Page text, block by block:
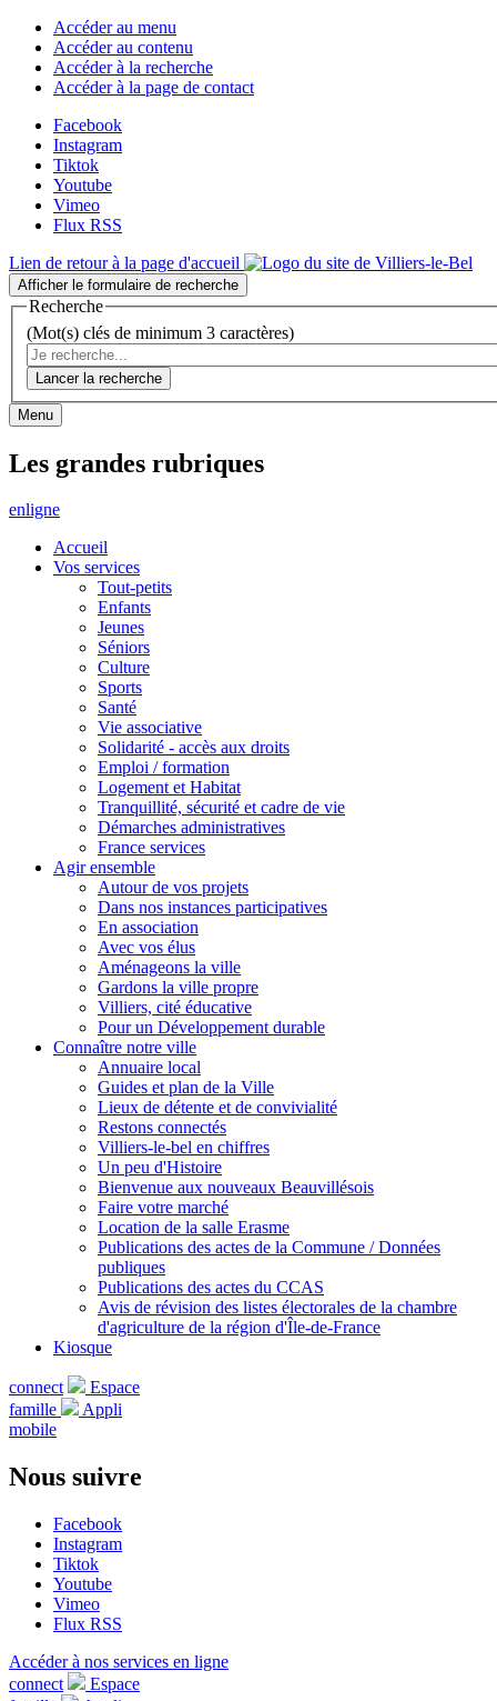
Accéder au menu
Accéder au contenu
Accéder à la recherche
Accéder à la page de contact
Facebook
Instagram
Tiktok
Youtube
Vimeo
Flux RSS
Lien de retour à la page d'accueil
Afficher le formulaire de recherche
Recherche
(Mot(s) clés de minimum 3 caractères)
Lancer la recherche
Menu
Les grandes rubriques
enligne
Accueil
Vos services
Tout-petits
Enfants
Jeunes
Séniors
Culture
Sports
Santé
Vie associative
Solidarité - accès aux droits
Emploi / formation
Logement et Habitat
Tranquillité, sécurité et cadre de vie
Démarches administratives
France services
Agir ensemble
Autour de vos projets
Dans nos instances participatives
En association
Avec vos élus
Aménageons la ville
Gardons la ville propre
Villiers, cité éducative
Pour un Développement durable
Connaître notre ville
Annuaire local
Guides et plan de la Ville
Lieux de détente et de convivialité
Restons connectés
Villiers-le-bel en chiffres
Un peu d'Histoire
Bienvenue aux nouveaux Beauvillésois
Faire votre marché
Location de la salle Erasme
Publications des actes de la Commune / Données
publiques
Publications des actes du CCAS
Avis de révision des listes électorales de la chambre
d'agriculture de la région d'Île-de-France
Kiosque
connect
Espace
famille
Appli
mobile
Nous suivre
Facebook
Instagram
Tiktok
Youtube
Vimeo
Flux RSS
Accéder à nos services en ligne
connect
Espace